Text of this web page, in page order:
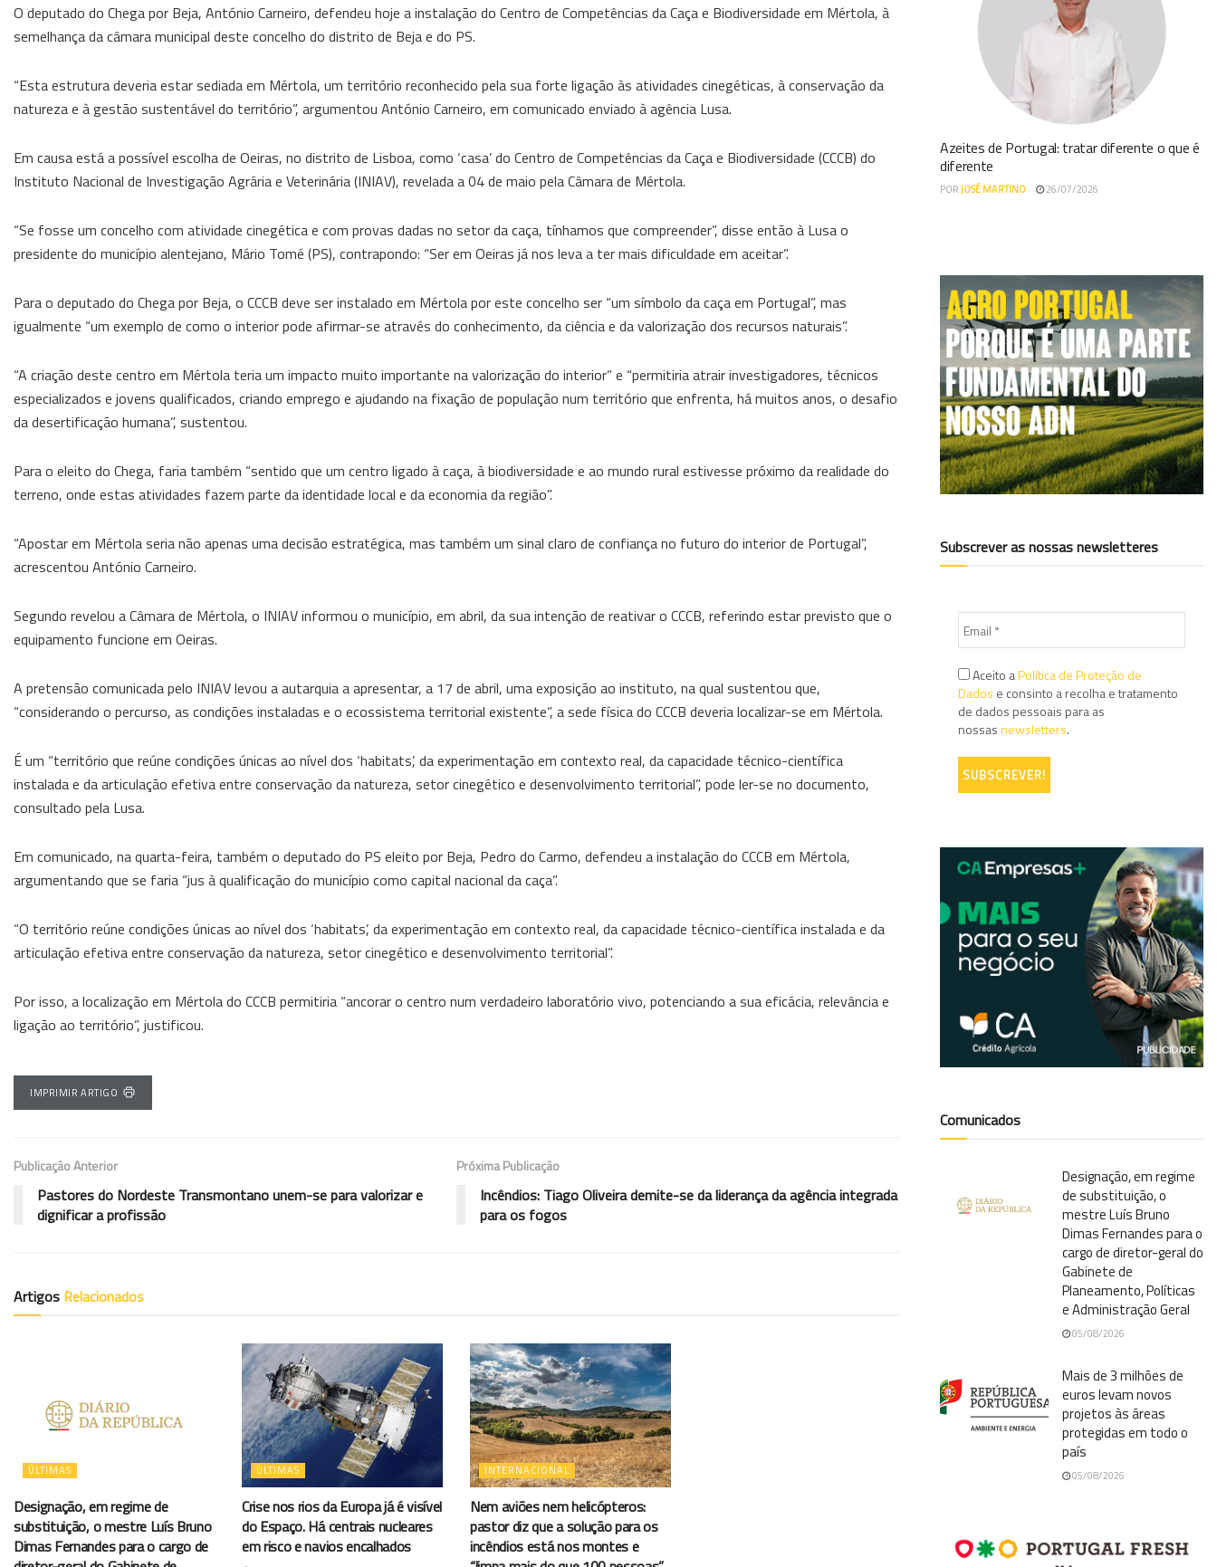
O deputado do Chega por Beja, António Carneiro, defendeu hoje a instalação do Centro de Competências da Caça e Biodiversidade em Mértola, à
semelhança da câmara municipal deste concelho do distrito de Beja e do PS.
“Esta estrutura deveria estar sediada em Mértola, um território reconhecido pela sua forte ligação às atividades cinegéticas, à conservação da
natureza e à gestão sustentável do território”, argumentou António Carneiro, em comunicado enviado à agência Lusa.
Em causa está a possível escolha de Oeiras, no distrito de Lisboa, como ‘casa’ do Centro de Competências da Caça e Biodiversidade (CCCB) do
Instituto Nacional de Investigação Agrária e Veterinária (INIAV), revelada a 04 de maio pela Câmara de Mértola.
“Se fosse um concelho com atividade cinegética e com provas dadas no setor da caça, tínhamos que compreender”, disse então à Lusa o
presidente do município alentejano, Mário Tomé (PS), contrapondo: “Ser em Oeiras já nos leva a ter mais dificuldade em aceitar”.
Para o deputado do Chega por Beja, o CCCB deve ser instalado em Mértola por este concelho ser “um símbolo da caça em Portugal”, mas
igualmente “um exemplo de como o interior pode afirmar-se através do conhecimento, da ciência e da valorização dos recursos naturais”.
“A criação deste centro em Mértola teria um impacto muito importante na valorização do interior” e “permitiria atrair investigadores, técnicos
especializados e jovens qualificados, criando emprego e ajudando na fixação de população num território que enfrenta, há muitos anos, o desafio
da desertificação humana”, sustentou.
Para o eleito do Chega, faria também “sentido que um centro ligado à caça, à biodiversidade e ao mundo rural estivesse próximo da realidade do
terreno, onde estas atividades fazem parte da identidade local e da economia da região”.
“Apostar em Mértola seria não apenas uma decisão estratégica, mas também um sinal claro de confiança no futuro do interior de Portugal”,
acrescentou António Carneiro.
Segundo revelou a Câmara de Mértola, o INIAV informou o município, em abril, da sua intenção de reativar o CCCB, referindo estar previsto que o
equipamento funcione em Oeiras.
A pretensão comunicada pelo INIAV levou a autarquia a apresentar, a 17 de abril, uma exposição ao instituto, na qual sustentou que,
“considerando o percurso, as condições instaladas e o ecossistema territorial existente”, a sede física do CCCB deveria localizar-se em Mértola.
É um “território que reúne condições únicas ao nível dos ‘habitats’, da experimentação em contexto real, da capacidade técnico-científica
instalada e da articulação efetiva entre conservação da natureza, setor cinegético e desenvolvimento territorial”, pode ler-se no documento,
consultado pela Lusa.
Em comunicado, na quarta-feira, também o deputado do PS eleito por Beja, Pedro do Carmo, defendeu a instalação do CCCB em Mértola,
argumentando que se faria “jus à qualificação do município como capital nacional da caça”.
“O território reúne condições únicas ao nível dos ‘habitats’, da experimentação em contexto real, da capacidade técnico-científica instalada e da
articulação efetiva entre conservação da natureza, setor cinegético e desenvolvimento territorial”.
Por isso, a localização em Mértola do CCCB permitiria “ancorar o centro num verdadeiro laboratório vivo, potenciando a sua eficácia, relevância e
ligação ao território”, justificou.
IMPRIMIR ARTIGO
Publicação Anterior
Pastores do Nordeste Transmontano unem-se para valorizar e
dignificar a profissão
Próxima Publicação
Incêndios: Tiago Oliveira demite-se da liderança da agência integrada
para os fogos
Artigos Relacionados
ÚLTIMAS
Designação, em regime de
substituição, o mestre Luís Bruno
Dimas Fernandes para o cargo de
ÚLTIMAS
Crise nos rios da Europa já é visível
do Espaço. Há centrais nucleares
em risco e navios encalhados
INTERNACIONAL
Nem aviões nem helicópteros:
pastor diz que a solução para os
incêndios está nos montes e
Azeites de Portugal: tratar diferente o que é
diferente
PORJOSÉ MARTINO 26/07/2026
Subscrever as nossas newsletteres
Aceito aPolítica de Proteção de
Dados e consinto a recolha e tratamento
de dados pessoais para as
nossasnewsletters.
Comunicados
Designação, em regime
de substituição, o
mestre Luís Bruno
Dimas Fernandes para o
cargo de diretor-geral do
Gabinete de
Planeamento, Políticas
e Administração Geral
05/08/2026
Mais de 3 milhões de
euros levam novos
projetos às áreas
protegidas em todo o
país
05/08/2026